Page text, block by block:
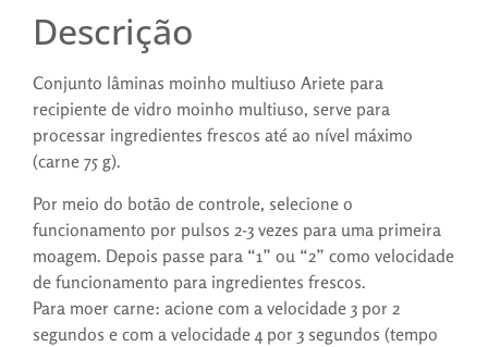
Descrição
Conjunto lâminas moinho multiuso Ariete para
recipiente de vidro moinho multiuso, serve para
processar ingredientes frescos até ao nível máximo
(carne 75 g).
Por meio do botão de controle, selecione o
funcionamento por pulsos 2-3 vezes para uma primeira
moagem. Depois passe para “1” ou “2” como velocidade
de funcionamento para ingredientes frescos.
Para moer carne: acione com a velocidade 3 por 2
segundos e com a velocidade 4 por 3 segundos (tempo